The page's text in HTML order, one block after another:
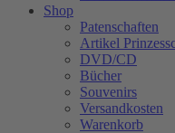
Shop
Patenschaften
Artikel
DVD/CD
Bücher
Souvenirs
Versandkosten
Warenkorb